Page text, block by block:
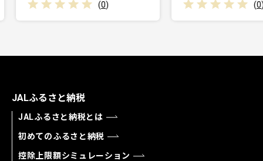
JALふるさと納税
JALふるさと納税とは
初めてのふるさと納税
控除上限額シミュレーション